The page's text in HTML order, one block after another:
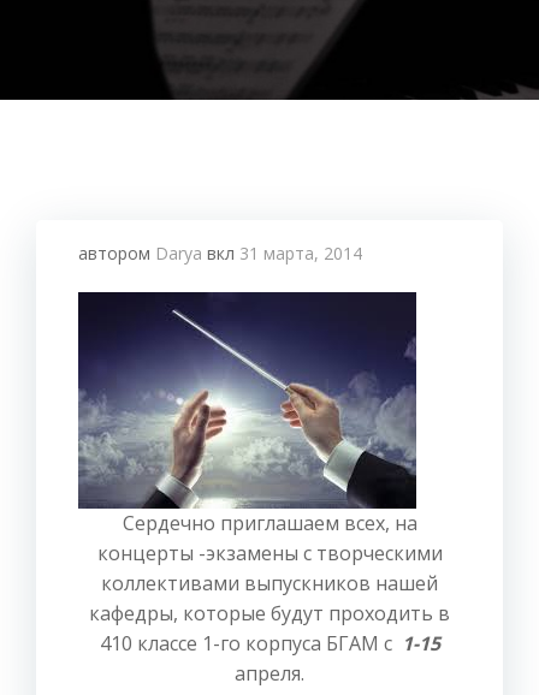
автором Darya вкл 31 марта, 2014
Сердечно приглашаем всех, на
концерты -экзамены с творческими
коллективами выпускников нашей
кафедры, которые будут проходить в
410 классе 1-го корпуса БГАМ с 1-15
апреля.